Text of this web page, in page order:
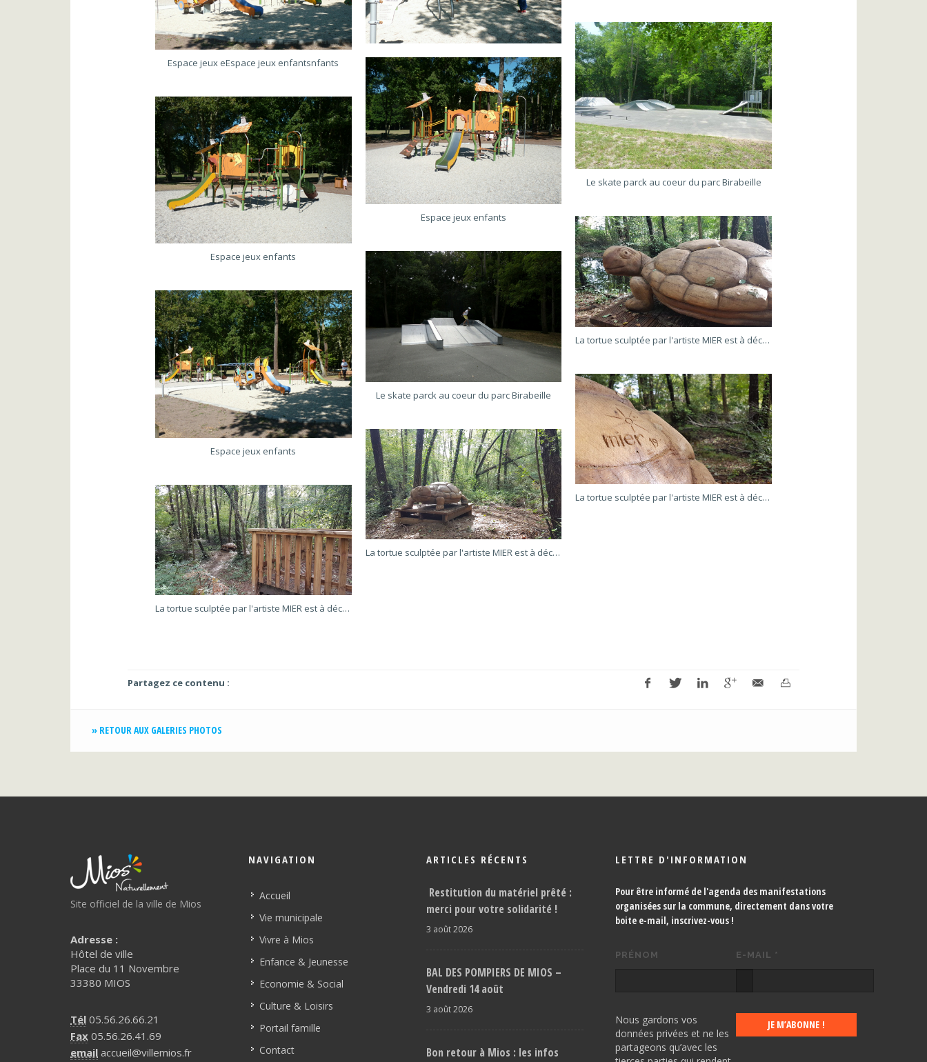
Espace jeux eEspace jeux enfantsnfants
Espace jeux enfants
Espace jeux enfants
La tortue sculptée par l'artiste MIER est à découvrir dans le parc Birabeille
Espace jeux enfants
Le skate parck au coeur du parc Birabeille
La tortue sculptée par l'artiste MIER est à découvrir dans le parc Birabeille
Le skate parck au coeur du parc Birabeille
La tortue sculptée par l'artiste MIER est à découvrir dans le parc Birabeille
La tortue sculptée par l'artiste MIER est à découvrir dans le parc Birabeille
Partagez ce contenu :
» RETOUR AUX GALERIES PHOTOS
Site officiel de la ville de Mios
Adresse :
Hôtel de ville
Place du 11 Novembre
33380 MIOS
Tél 05.56.26.66.21
Fax 05.56.26.41.69
email accueil@villemios.fr
NAVIGATION
Accueil
Vie municipale
Vivre à Mios
Enfance & Jeunesse
Economie & Social
Culture & Loisirs
Portail famille
Contact
ARTICLES RÉCENTS
Restitution du matériel prêté :
merci pour votre solidarité !
3 août 2026
BAL DES POMPIERS DE MIOS –
Vendredi 14 août
3 août 2026
Bon retour à Mios : les infos
LETTRE D'INFORMATION
Pour être informé de l'agenda des manifestations
organisées sur la commune, directement dans votre
boite e-mail, inscrivez-vous !
PRÉNOM E-MAIL *
Nous gardons vos
données privées et ne les
partageons qu’avec les